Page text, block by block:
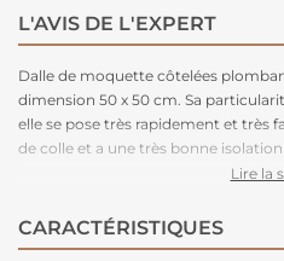
L'AVIS DE L'EXPERT
Dalle de moquette côtelées
dimension 50 x 50 cm. Sa
elle se pose très rapidement et très
de colle et a une très bonne
refaire votre pièce un peu de temps.
Lire la
CARACTÉRISTIQUES